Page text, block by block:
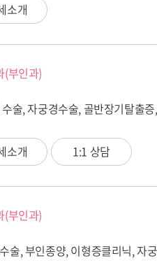
소개
(부인과)
술, 자궁경수술, 골반장기탈출
소개 1:1 상담
(부인과)
술, 부인종양, 이형증클리닉, 자